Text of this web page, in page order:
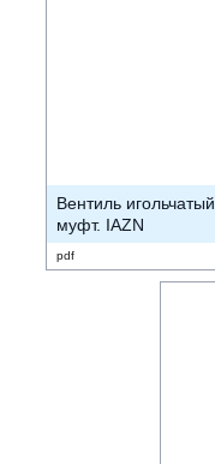
Вентиль игольчатый
муфт. IAZN
pdf